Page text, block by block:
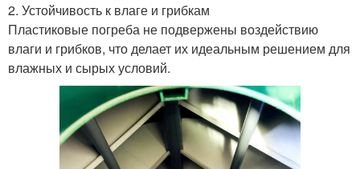
2. Устойчивость к влаге и грибкам
Пластиковые погреба не подвержены воздействию
влаги и грибков, что делает их идеальным решением для
влажных и сырых условий.